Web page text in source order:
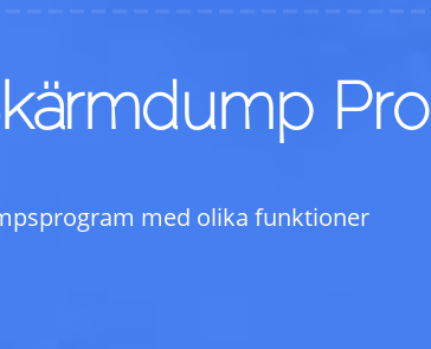
Pro
med olika funktioner